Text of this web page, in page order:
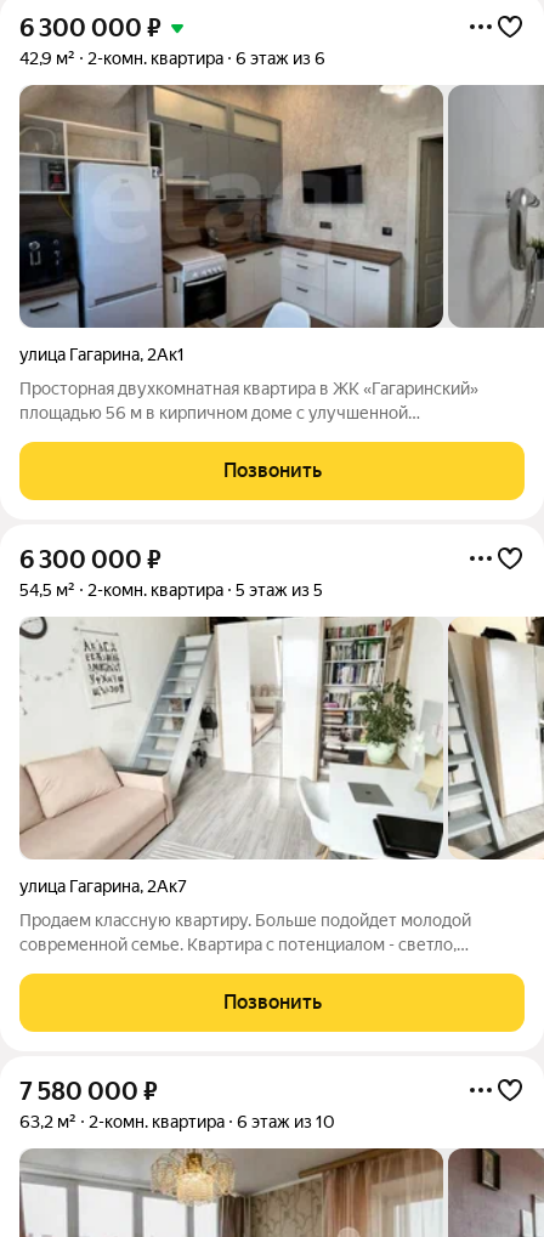
6 300 000 ₽
42,9 м² 2-комн. квартира 6 этаж из 6
улица Гагарина, 2Ак1
Просторная двухкомнатная квартира в ЖК «Гагаринский»
площадью 56 м в кирпичном доме с улучшенной
выполнен качественный ремонт с использованием
современных материалов, установлена функциональная
Позвонить
6 300 000 ₽
54,5 м² 2-комн. квартира 5 этаж из 5
улица Гагарина, 2Ак7
Продаем классную квартиру. Больше подойдет молодой
современной семье. Квартира с потенциалом - светло,
высота достигает 5 метров. В одной из комнат - приятный
бонус в виде антресольной зоны - 1,3 м
Позвонить
7 580 000 ₽
63,2 м² 2-комн. квартира 6 этаж из 10